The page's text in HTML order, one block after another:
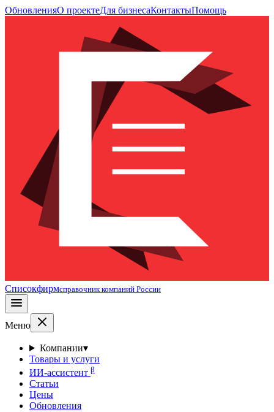
ОбновленияО проектеДля бизнесаКонтактыПомощь
Списокфирмсправочник компаний России
Меню
Компании▾
Товары и услуги
ИИ-ассистент β
Статьи
Цены
Обновления